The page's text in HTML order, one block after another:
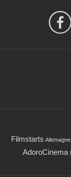
Filmstarts Allemagne
AdoroCinema